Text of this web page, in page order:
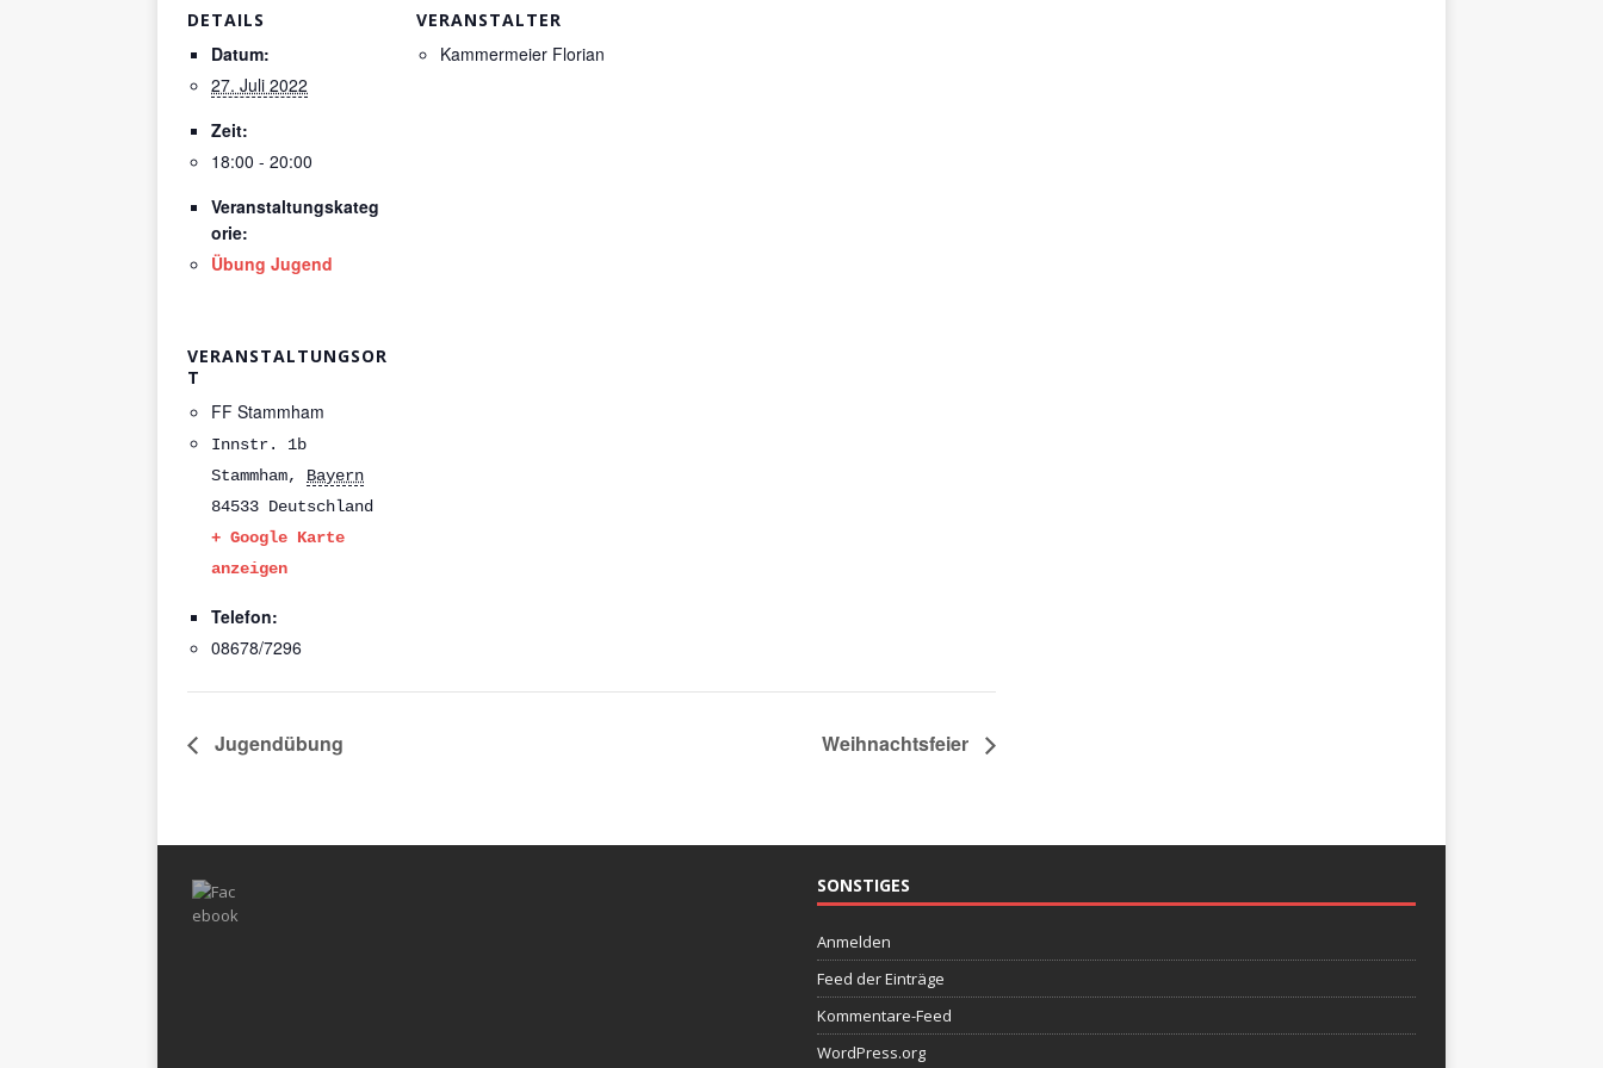
DETAILS
Datum:
27. Juli 2022
Zeit:
18:00 - 20:00
Veranstaltungskateg
orie:
Übung Jugend
VERANSTALTER
Kammermeier Florian
VERANSTALTUNGSOR
T
FF Stammham
Innstr. 1b
Stammham,
Bayern
84533 Deutschland
+ Google Karte
anzeigen
Telefon:
08678/7296
Jugendübung Weihnachtsfeier
SONSTIGES
Anmelden
Feed der Einträge
Kommentare-Feed
WordPress.org